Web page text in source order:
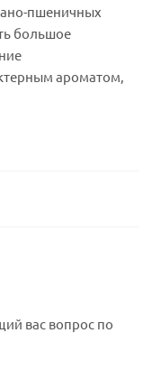
пшеничных
большое
ароматом,
вас вопрос по